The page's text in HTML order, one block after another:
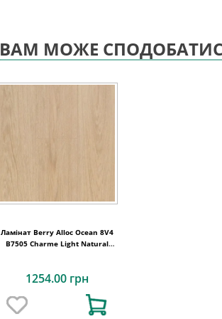
ВАМ МОЖЕ
Ламінат Berry Alloc Ocean 8V4
B7505 Charme Light Natural
1254.00 грн